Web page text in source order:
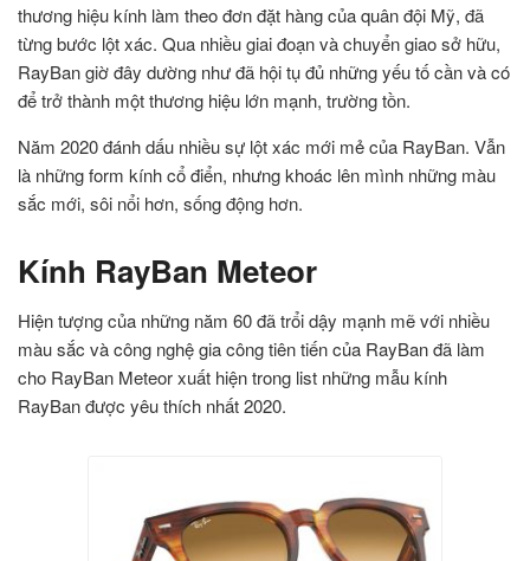
thương hiệu kính làm theo đơn đặt hàng của quân đội Mỹ, đã
từng bước lột xác. Qua nhiều giai đoạn và chuyển giao sở hữu,
RayBan giờ đây dường như đã hội tụ đủ những yếu tố cần và có
để trở thành một thương hiệu lớn mạnh, trường tồn.
Năm 2020 đánh dấu nhiều sự lột xác mới mẻ của RayBan. Vẫn
là những form kính cổ điển, nhưng khoác lên mình những màu
sắc mới, sôi nổi hơn, sống động hơn.
Kính RayBan Meteor
Hiện tượng của những năm 60 đã trổi dậy mạnh mẽ với nhiều
màu sắc và công nghệ gia công tiên tiến của RayBan đã làm
cho RayBan Meteor xuất hiện trong list những mẫu kính
RayBan được yêu thích nhất 2020.